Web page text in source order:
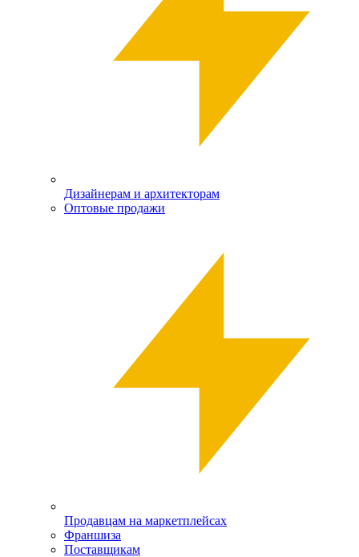
Дизайнерам и архитекторам
Оптовые продажи
Продавцам на маркетплейсах
Франшиза
Поставщикам